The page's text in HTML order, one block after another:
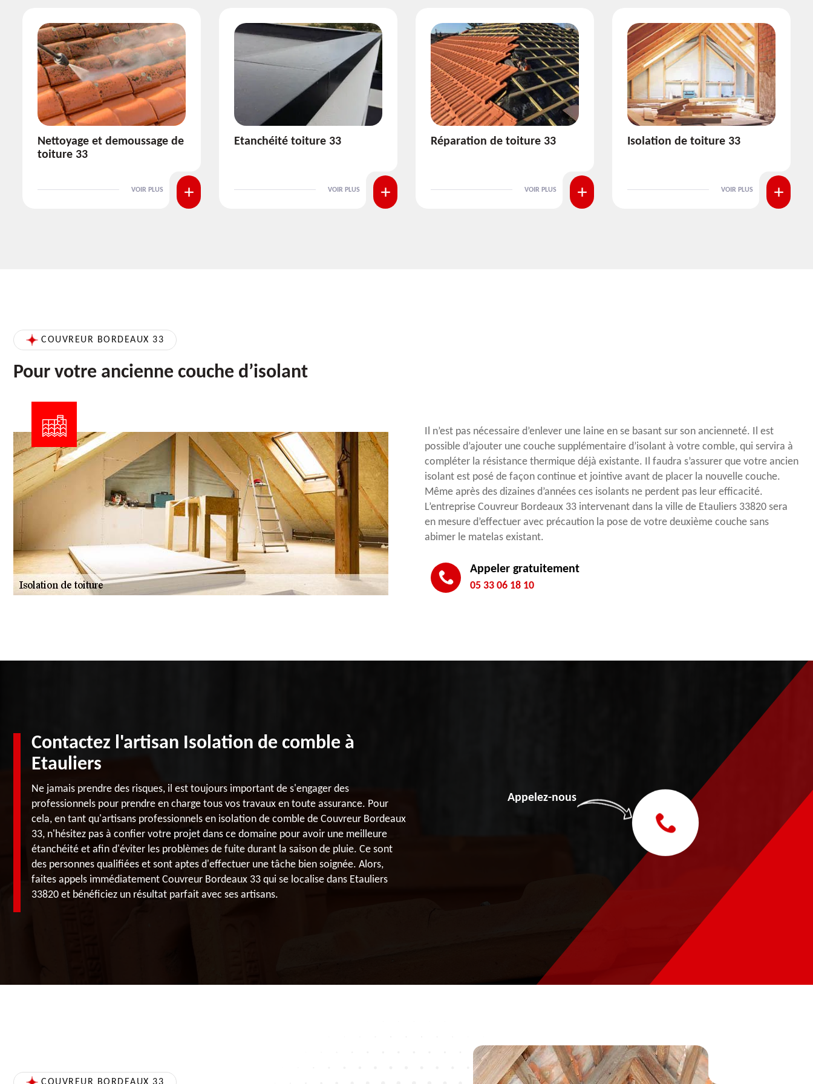
Etanchéité toiture 33
VOIR PLUS
Réparation de toiture 33
VOIR PLUS
Isolation de toiture 33
VOIR PLUS
Pose et nettoyage de
VOIR PLUS
COUVREUR BORDEAUX 33
Pour votre ancienne couche d’isolant
Il n’est pas nécessaire d’enlever une laine en se basant sur son ancienneté. Il est
possible d’ajouter une couche supplémentaire d’isolant à votre comble, qui servira à
compléter la résistance thermique déjà existante. Il faudra s’assurer que votre ancien
isolant est posé de façon continue et jointive avant de placer la nouvelle couche.
Même après des dizaines d’années ces isolants ne perdent pas leur efficacité.
L’entreprise Couvreur Bordeaux 33 intervenant dans la ville de Etauliers 33820 sera
en mesure d’effectuer avec précaution la pose de votre deuxième couche sans
abimer le matelas existant.
Appeler gratuitement
05 33 06 18 10
Contactez l'artisan Isolation de comble à
Etauliers
Ne jamais prendre des risques, il est toujours important de s'engager des
professionnels pour prendre en charge tous vos travaux en toute assurance. Pour
cela, en tant qu'artisans professionnels en isolation de comble de Couvreur Bordeaux
33, n'hésitez pas à confier votre projet dans ce domaine pour avoir une meilleure
étanchéité et afin d'éviter les problèmes de fuite durant la saison de pluie. Ce sont
des personnes qualifiées et sont aptes d'effectuer une tâche bien soignée. Alors,
faites appels immédiatement Couvreur Bordeaux 33 qui se localise dans Etauliers
33820 et bénéficiez un résultat parfait avec ses artisans.
Appelez-nous